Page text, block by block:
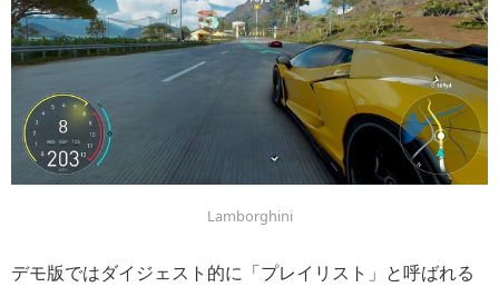
Lamborghini
デモ版ではダイジェスト的に「プレイリスト」と呼ばれる